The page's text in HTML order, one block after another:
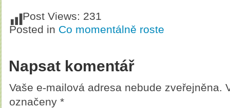
Post Views: 231
Posted in Co momentálně roste
Napsat komentář
Vaše e-mailová adresa nebude zveřejněna.
označeny *